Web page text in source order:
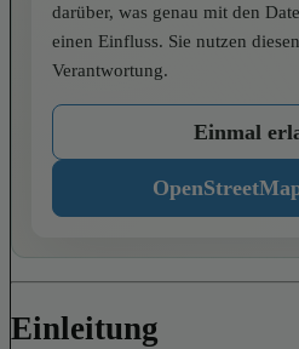
darüber, was genau mit den
einen Einfluss. Sie nutzen
Verantwortung.
Einmal
Einleitung